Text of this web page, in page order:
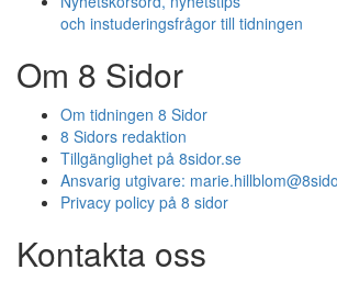
och instuderingsfrågor till tidningen
Om 8 Sidor
Om tidningen 8 Sidor
8 Sidors redaktion
Tillgänglighet på 8sidor.se
Ansvarig utgivare:
Privacy policy på 8 sidor
Kontakta oss